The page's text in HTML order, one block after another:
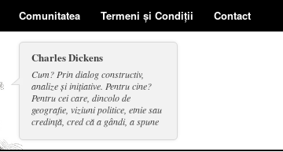
Comunitatea Termeni și Condiții Contact
Charles Dickens
Cum? Prin dialog constructiv,
analize și inițiative. Pentru cine?
Pentru cei care, dincolo de
geografie, viziuni politice, etnie sau
credință, cred că a gândi, a spune